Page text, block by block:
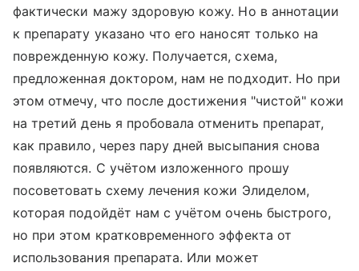
фактически мажу здоровую кожу. Но в аннотации
к препарату указано что его наносят только на
поврежденную кожу. Получается, схема,
предложенная доктором, нам не подходит. Но при
этом отмечу, что после достижения "чистой" кожи
на третий день я пробовала отменить препарат,
как правило, через пару дней высыпания снова
появляются. С учётом изложенного прошу
посоветовать схему лечения кожи Элиделом,
которая подойдёт нам с учётом очень быстрого,
но при этом кратковременного эффекта от
использования препарата. Или может